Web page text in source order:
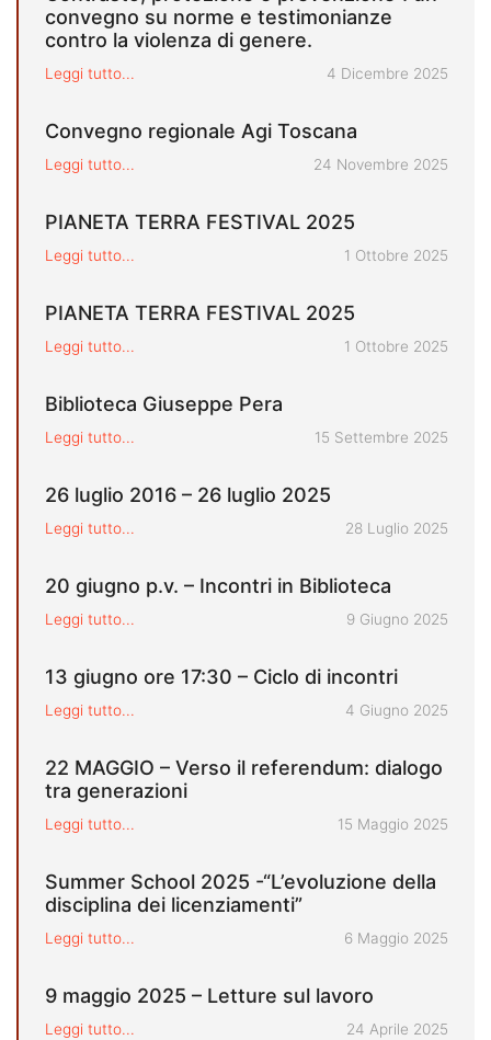
convegno su norme e testimonianze
contro la violenza di genere.
Leggi tutto... Pubblicato il
4 Dicembre 2025
Convegno regionale Agi Toscana
Leggi tutto... Pubblicato il
24 Novembre 2025
PIANETA TERRA FESTIVAL 2025
Leggi tutto... Pubblicato il
1 Ottobre 2025
PIANETA TERRA FESTIVAL 2025
Leggi tutto... Pubblicato il
1 Ottobre 2025
Biblioteca Giuseppe Pera
Leggi tutto... Pubblicato il
15 Settembre 2025
26 luglio 2016 – 26 luglio 2025
Leggi tutto... Pubblicato il
28 Luglio 2025
20 giugno p.v. – Incontri in Biblioteca
Leggi tutto... Pubblicato il
9 Giugno 2025
13 giugno ore 17:30 – Ciclo di incontri
Leggi tutto... Pubblicato il
4 Giugno 2025
22 MAGGIO – Verso il referendum: dialogo
tra generazioni
Leggi tutto... Pubblicato il
15 Maggio 2025
Summer School 2025 -“L’evoluzione della
disciplina dei licenziamenti”
Leggi tutto... Pubblicato il
6 Maggio 2025
9 maggio 2025 – Letture sul lavoro
Leggi tutto... Pubblicato il
24 Aprile 2025